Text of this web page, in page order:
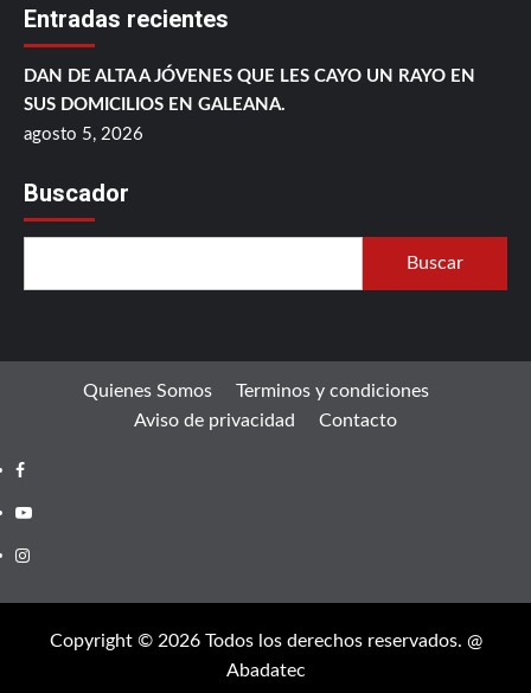
Entradas recientes
DAN DE ALTA A JÓVENES QUE LES CAYO UN RAYO EN
SUS DOMICILIOS EN GALEANA.
agosto 5, 2026
Buscador
Buscar
Quienes Somos
Terminos y condiciones
Aviso de privacidad
Contacto
Facebook
Youtube
Instagram
Copyright © 2026 Todos los derechos reservados. @
Abadatec